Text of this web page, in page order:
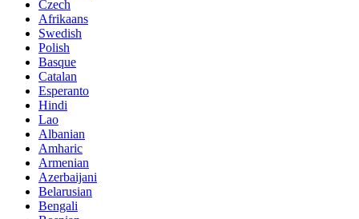
Czech
Afrikaans
Swedish
Polish
Basque
Catalan
Esperanto
Hindi
Lao
Albanian
Amharic
Armenian
Azerbaijani
Belarusian
Bengali